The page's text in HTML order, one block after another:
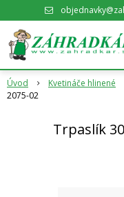
Úvod Kvetináče hlinené
2075-02
Trpaslík